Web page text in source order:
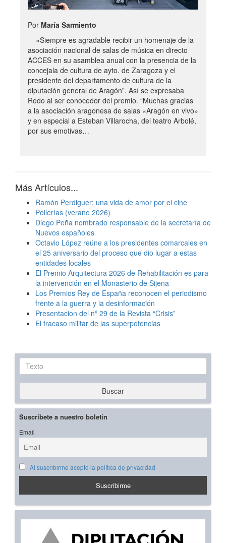
Por María Sarmiento
«Siempre es agradable recibir un homenaje de la
asociación nacional de salas de música en directo
ACCES en su asamblea anual con la presencia de la
concejala de cultura de ayto. de Zaragoza y el
presidente del departamento de cultura de la
diputación general de Aragón”. Así se expresaba
Rodo al ser conocedor del premio. “Muchas gracias
a la asociación aragonesa de salas «Aragón en vivo»
y en especial a Esteban Villarocha, del teatro Arbolé,
por sus emotivas…
Más Artículos...
Ramón Perdiguer: una vida de amor por el cine
Pollerías (verano 2026)
Diego Peña nombrado responsable de la secretaría de
Nuevos españoles
Octavio López reúne a los presidentes comarcales en
el 25 aniversario del proceso que dio lugar a estas
entidades locales
El Premio Arquitectura 2026 de Rehabilitación es para
la intervención en el Monasterio de Sijena
Los Premios Rey de España reconocen el periodismo
frente a la guerra y la desinformación
Presentacion del nº 29 de la Revista “Crisis”
El fracaso militar de las superpotencias
Texto
Buscar
Suscríbete a nuestro boletín
Email
Al suscribirme acepto la política de privacidad